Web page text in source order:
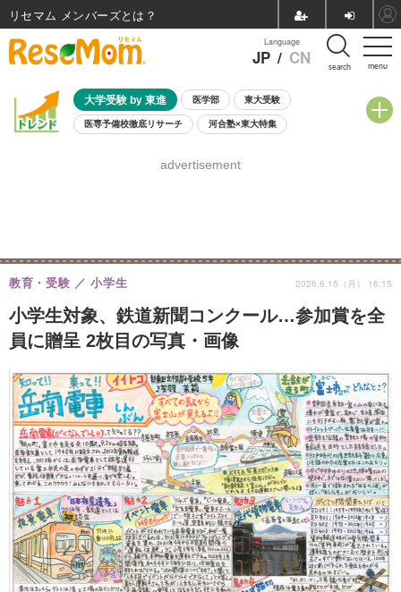
menu
Language
JP / CN search
大学受験 by 東進 医学部 東大受験
医専予備校徹底リサーチ 河合塾×東大特集
8月開催学校説明会・相談会
advertisement
小学生対象、鉄道新聞コンクール…参加賞を全
員に贈呈 2枚目の写真・画像
教育・受験 小学生 2026.6.15（月） 16:15
リセマム メンバーズ